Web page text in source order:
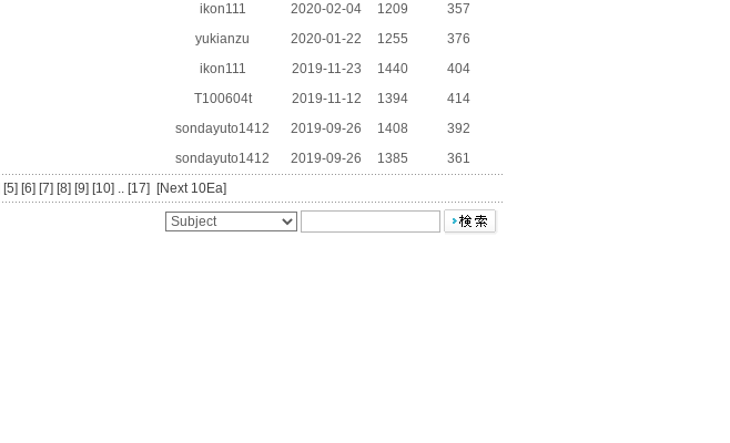
ikon111 2020-02-04 1209
357
yukianzu 2020-01-22 1255
376
ikon111 2019-11-23 1440
404
T100604t 2019-11-12 1394
414
sondayuto1412 2019-09-26 1408
392
sondayuto1412 2019-09-26 1385 361
[5] [6] [7] [8] [9] [10] .. [17] [Next 10Ea]